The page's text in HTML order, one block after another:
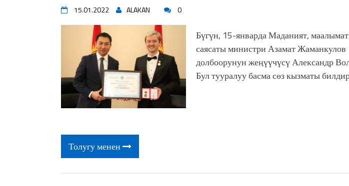
15.01.2022 ALAKAN 0
Бүгүн, 15-январда Маданият,
саясаты министри Азамат Жаманкулов
долбоорунун жеңүүчүсү Александр
Бул тууралуу басма сөз кызматы
Толугу менен